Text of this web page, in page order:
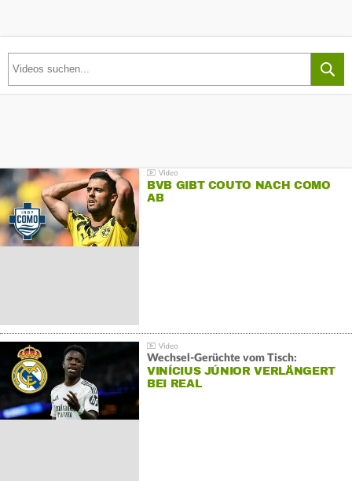
BVB GIBT COUTO NACH COMO
AB
Wechsel-Gerüchte vom Tisch:
VINÍCIUS JÚNIOR VERLÄNGERT
BEI REAL